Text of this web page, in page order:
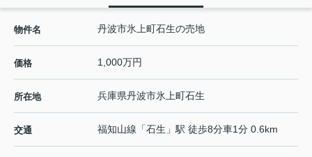
物件名 丹波市氷上町石生の売地
価格 1,000万円
所在地 兵庫県丹波市氷上町石生
交通 福知山線 「石生 」駅 徒歩8分車1分 0.6km